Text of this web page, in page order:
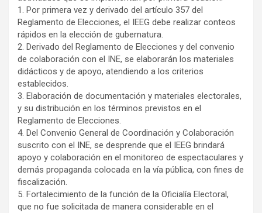
1. Por primera vez y derivado del artículo 357 del
Reglamento de Elecciones, el IEEG debe realizar conteos
rápidos en la elección de gubernatura.
2. Derivado del Reglamento de Elecciones y del convenio
de colaboración con el INE, se elaborarán los materiales
didácticos y de apoyo, atendiendo a los criterios
establecidos.
3. Elaboración de documentación y materiales electorales,
y su distribución en los términos previstos en el
Reglamento de Elecciones.
4. Del Convenio General de Coordinación y Colaboración
suscrito con el INE, se desprende que el IEEG brindará
apoyo y colaboración en el monitoreo de espectaculares y
demás propaganda colocada en la vía pública, con fines de
fiscalización.
5. Fortalecimiento de la función de la Oficialía Electoral,
que no fue solicitada de manera considerable en el